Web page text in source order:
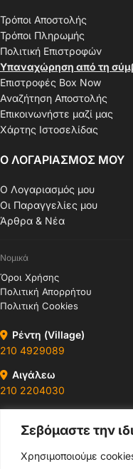
Σεβόμαστε την
Χρησιμοποιούμε
Τρόποι Αποστολής
Τρόποι Πληρωμής
Πολιτική Επιστροφών
Υπαναχώρηση από τη
Επιστροφές Box Now
Αναζήτηση Αποστολής
Επικοινωνήστε μαζί μας
Χάρτης Ιστοσελίδας
Ο ΛΟΓΑΡΙΑΣΜΟΣ ΜΟΥ
Ο Λογαριασμός μου
Οι Παραγγελίες μου
Άρθρα & Νέα
Νομικά
Όροι Χρήσης
Πολιτική Απορρήτου
Πολιτική Cookies
Ρέντη (Village)
210 4929089
Αιγάλεω
210 2204030
210 4400147